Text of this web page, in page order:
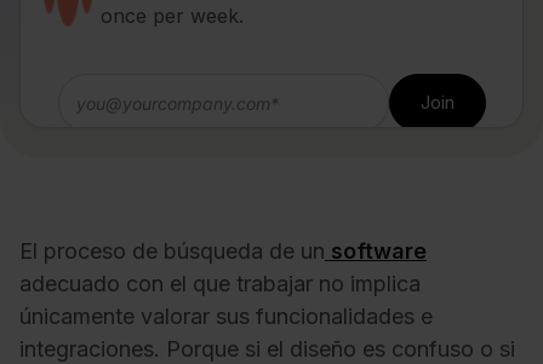
once per week.
El proceso de búsqueda de un software
adecuado con el que trabajar no implica
únicamente valorar sus funcionalidades e
integraciones. Porque si el diseño es confuso o si